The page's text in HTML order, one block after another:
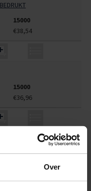
Over
15000
€38,54
15000
€36,96
15000